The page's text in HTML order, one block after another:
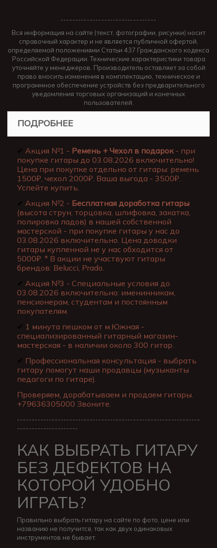
---------------------------------
Вся информация на сайте (текст, фотографии, рисунки) носит
справочный характер и не является публичной офертой,
определяемой положениями Статьи 437 Гражданского кодекса
Российской Федерации. Технические характеристики товара
уточняйте у менеджеров. Производитель оставляет за собой
право вносить изменения в комплектацию, техническое и
программное обеспечение устройств без предварительного
уведомления торговых организаций и конечных
пользователей.
ПОДРОБНЕЕ
✔ Акция №1 - Ремень + Чехол в подарок- при
покупке гитары до 03.08.2026 включительно!
Цена при покупке отдельно от гитары: ремень
1500₽, чехол 2000₽. Ваша выгода - 3500₽.
Успейте купить.
✔ Акция №2 - Бесплатная доработка гитары
(высота струн, торцовка, шлифовка, закатка,
полировка ладов) в нашей собственной
мастерской - при покупке гитары у нас до
03.08.2026 включительно. Цена доводки
гитары купленной не у нас обходится от
5000₽. * В акции не участвуют гитары
брендов: Belucci, Prado.
✔ Акция №3 - Специальные условия до
03.08.2026 включительно: именинникам,
пенсионерам, студентам и постоянным
покупателям.
✔ 1 минута пешком от м.Южная -
специализированный гитарный магазин-
мастерская - в наличии около 300 гитар.
✔ Профессиональная консультация - выбрать
гитару помогут наши продавцы (музыканты
педагоги по гитаре).
Проверяем, дорабатываем и продаем гитары.
+79636305000 Звоните.
---------------------------------------------------------------
---------------------
КАК ВЫБРАТЬ ГИТАРУ
БЕЗ ДЕФЕКТОВ НА
КОТОРОЙ УДОБНО
ИГРАТЬ?
Правильно выбрать гитару на сайте по фото, цене или
названию не получится, так как двух одинаковых
инструментов не бывает.